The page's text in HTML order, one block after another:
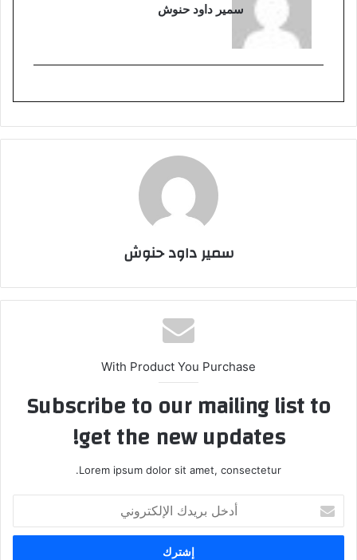
سمير داود حنوش
سمير داود حنوش
With Product You Purchase
Subscribe to our mailing list to
get the new updates!
Lorem ipsum dolor sit amet, consectetur.
بريدك
الإلكتروني